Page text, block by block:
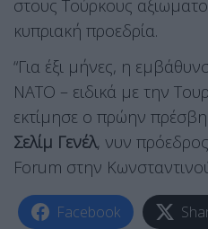
στους Τούρκους
κυπριακή προεδρία.
“Για έξι μήνες, η
ΝΑΤΟ – ειδικά με την
εκτίμησε ο πρώην
Σελίμ Γενέλ, νυν
Forum στην
Facebook